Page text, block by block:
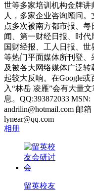
世等多家培训机构金牌讲
人，多家企业咨询顾问。
点多次被南方都市报、每
闻、第一财经日报、时代
国财经报、工人日报、世
等热门平面媒体所刊登、
及被各大网络媒体广泛转
起较大反响。在Google或
入“林岳 凌雁”会有大量
息。QQ:393872033 MSN:
andrilin@hotmail.com 邮箱
lynear@qq.com
相册
留英校友